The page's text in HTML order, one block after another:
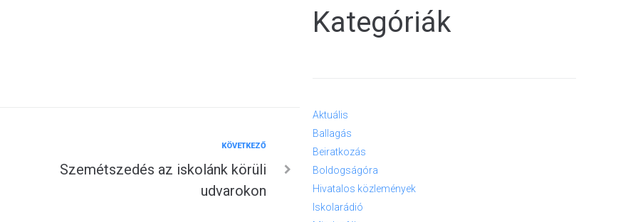
KÖVETKEZŐ
Szemétszedés az iskolánk körüli
udvarokon
Kategóriák
Aktuális
Ballagás
Beiratkozás
Boldogságóra
Hivatalos közlemények
Iskolarádió